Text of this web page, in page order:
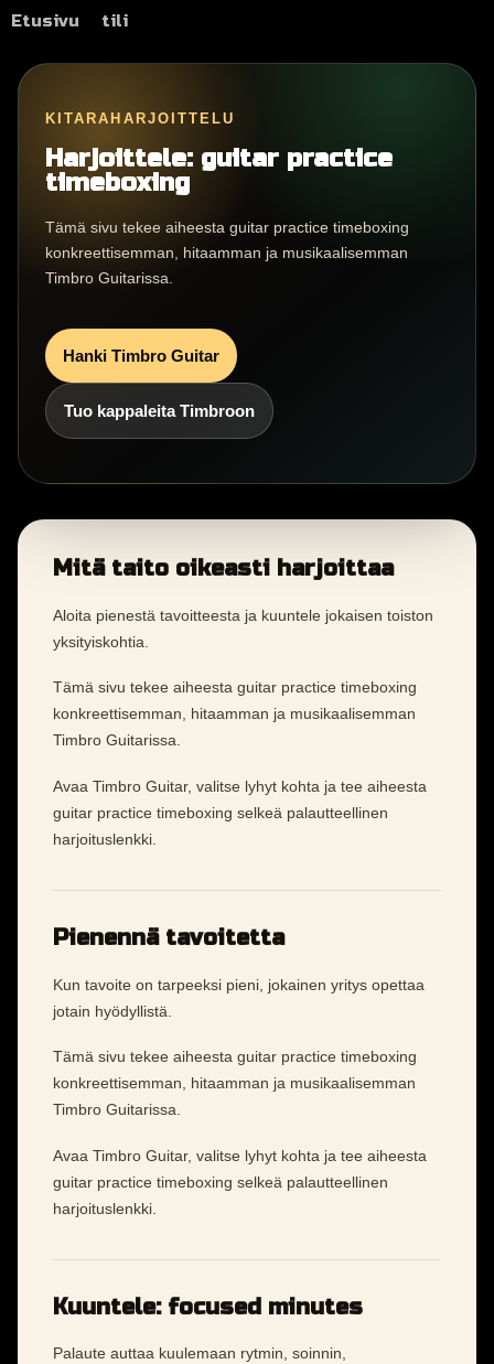
Etusivu tili
KITARAHARJOITTELU
Harjoittele: guitar practice
timeboxing
Tämä sivu tekee aiheesta guitar practice timeboxing
konkreettisemman, hitaamman ja musikaalisemman
Timbro Guitarissa.
Hanki Timbro Guitar
Tuo kappaleita Timbroon
Mitä taito oikeasti harjoittaa
Aloita pienestä tavoitteesta ja kuuntele jokaisen toiston
yksityiskohtia.
Tämä sivu tekee aiheesta guitar practice timeboxing
konkreettisemman, hitaamman ja musikaalisemman
Timbro Guitarissa.
Avaa Timbro Guitar, valitse lyhyt kohta ja tee aiheesta
guitar practice timeboxing selkeä palautteellinen
harjoituslenkki.
Pienennä tavoitetta
Kun tavoite on tarpeeksi pieni, jokainen yritys opettaa
jotain hyödyllistä.
Tämä sivu tekee aiheesta guitar practice timeboxing
konkreettisemman, hitaamman ja musikaalisemman
Timbro Guitarissa.
Avaa Timbro Guitar, valitse lyhyt kohta ja tee aiheesta
guitar practice timeboxing selkeä palautteellinen
harjoituslenkki.
Kuuntele: focused minutes
Palaute auttaa kuulemaan rytmin, soinnin,